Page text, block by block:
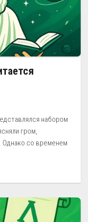
набором
гром,
Однако со временем